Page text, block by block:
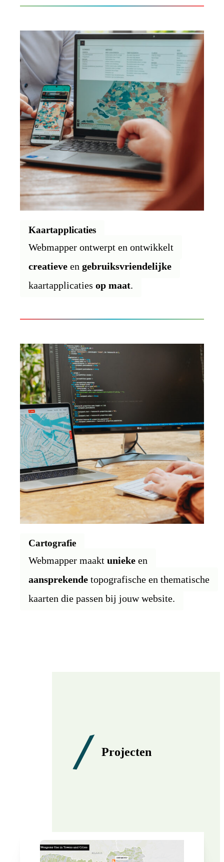
Kaartapplicaties
Webmapper ontwerpt en ontwikkelt
creatieve en gebruiksvriendelijke
kaartapplicaties op maat.
Cartografie
Webmapper maakt unieke en
aansprekende topografische en thematische
kaarten die passen bij jouw website.
Projecten